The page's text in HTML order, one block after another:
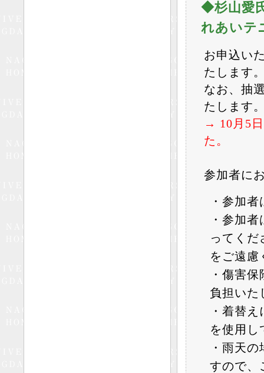
◆杉山愛
れあいテ
お申込い
たします
なお、抽
たします
→ 10月5
た。
参加者に
・参加
・参加
ってく
をご遠慮
・傷害
負担いた
・着替
を使用し
・雨天
すので、